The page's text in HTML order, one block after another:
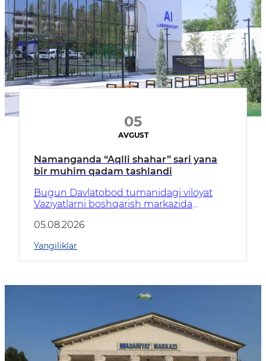
05
AVGUST
Namanganda “Aqlli shahar” sari yana
bir muhim qadam tashlandi
Bugun Davlatobod tumanidagi viloyat
Vaziyatlarni boshqarish markazida
rejalashtirilayotgan “Aqlli shahar” dasturiy
05.08.2026
Yangiliklar